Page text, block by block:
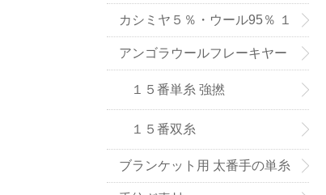
（在庫限りで販売終了）
カシミヤ５％・ウール95％ １
６番単糸
アンゴラウールフレーキヤー
ン １５番糸
１５番単糸 強撚
１５番双糸
ブランケット用 太番手の単糸